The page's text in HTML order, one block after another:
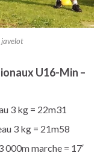
U16-Min –
3 kg = 22m31
3 kg = 21m58
marche = 17′